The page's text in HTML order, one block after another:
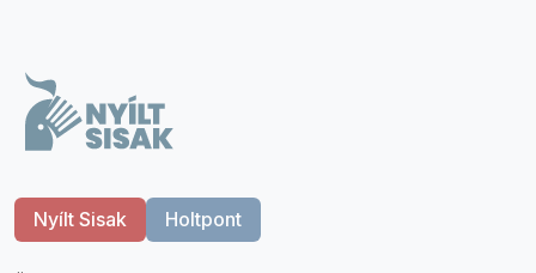
Nyílt Sisak Holtpont